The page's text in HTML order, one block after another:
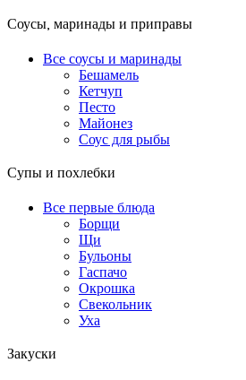
Соусы, маринады и приправы
Все соусы и маринады
Бешамель
Кетчуп
Песто
Майонез
Соус для рыбы
Супы и похлебки
Все первые блюда
Борщи
Щи
Бульоны
Гаспачо
Окрошка
Свекольник
Уха
Закуски